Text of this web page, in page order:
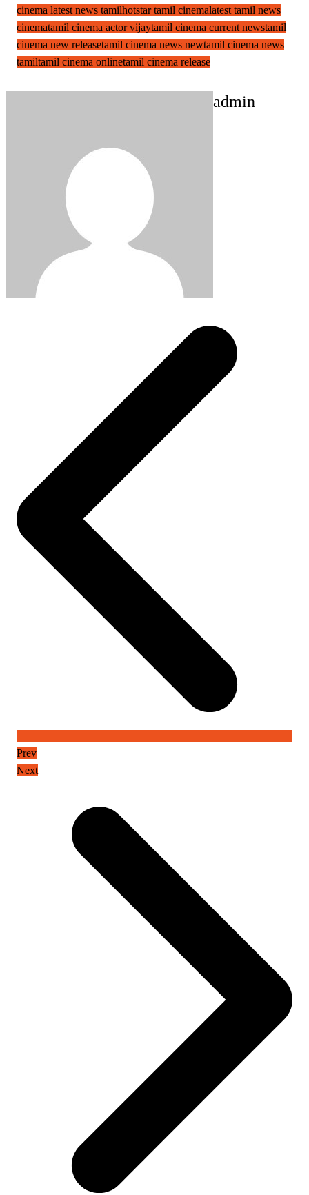
cinema latest news tamilhotstar tamil cinemalatest tamil news
cinematamil cinema actor vijaytamil cinema current newstamil
cinema new releasetamil cinema news newtamil cinema news
tamiltamil cinema onlinetamil cinema release
admin
Prev
Next